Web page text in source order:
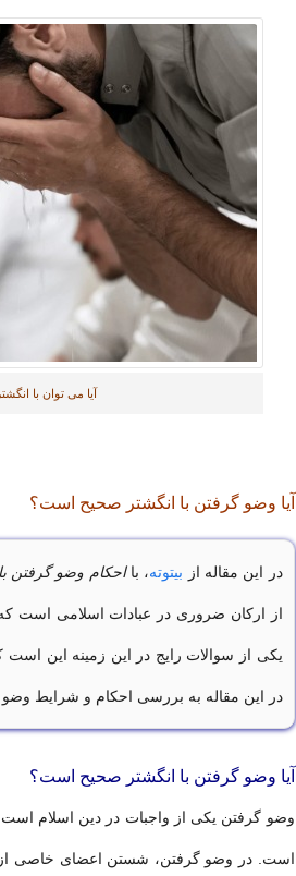
آیا می توان با
آیا وضو گرفتن با انگشتر صحیح است؟
در این مقاله از بیتوته، بااحکام وضو گرفتن
از ارکان ضروری در عبادات اسلامی است
یکی از سوالات رایج در این زمینه این
در این مقاله به بررسی احکام و شرایط وضو
آیا وضو گرفتن با انگشتر صحیح است؟
وضو گرفتن یکی از واجبات در دین اسلام
است. در وضو گرفتن، شستن اعضای خاصی